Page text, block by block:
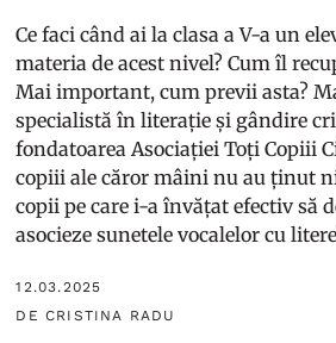
Ce faci când ai la clasa a V-a un
materia de acest nivel? Cum îl
Mai important, cum previi asta?
specialistă în literație și gândire
fondatoarea Asociației Toți Copiii
copiii ale căror mâini nu au ținut
copii pe care i-a învățat efectiv să
asocieze sunetele vocalelor cu
12.03.2025
DE CRISTINA RADU